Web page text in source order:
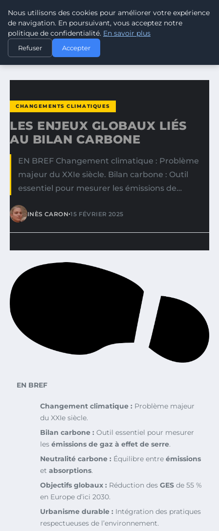
CLIMATE GUARDIAN
ACCUEIL
CHANGEMENTS CLIMATIQUES
LES ENJEUX GLOBAUX LIÉS AU BILAN CARBONE
CHANGEMENTS CLIMATIQUES
LES ENJEUX GLOBAUX LIÉS
AU BILAN CARBONE
EN BREF Changement climatique : Problème
majeur du XXIe siècle. Bilan carbone : Outil
essentiel pour mesurer les émissions de…
INÈS CARON•15 FÉVRIER 2025
EN BREF
Changement climatique : Problème majeur
du XXIe siècle.
Bilan carbone : Outil essentiel pour mesurer
les émissions de gaz à effet de serre.
Neutralité carbone : Équilibre entre émissions
et absorptions.
Objectifs globaux : Réduction des GES de 55 %
en Europe d’ici 2030.
Urbanisme durable : Intégration des pratiques
respectueuses de l’environnement.
Nous utilisons des cookies pour améliorer votre expérience
de navigation. En poursuivant, vous acceptez notre
politique de confidentialité. En savoir plus
Refuser Accepter